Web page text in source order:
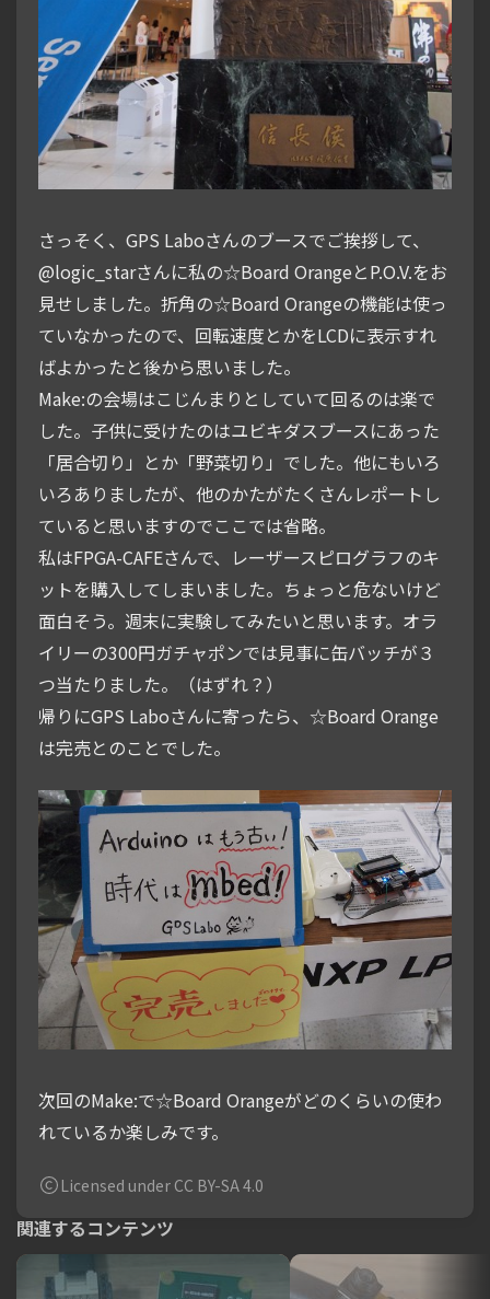
さっそく、GPS Laboさんのブースでご挨拶して、
@logic_starさんに私の☆Board OrangeとP.O.V.をお
見せしました。折角の☆Board Orangeの機能は使っ
ていなかったので、回転速度とかをLCDに表示すれ
ばよかったと後から思いました。
Make:の会場はこじんまりとしていて回るのは楽で
した。子供に受けたのはユビキダスブースにあった
「居合切り」とか「野菜切り」でした。他にもいろ
いろありましたが、他のかたがたくさんレポートし
ていると思いますのでここでは省略。
私はFPGA-CAFEさんで、レーザースピログラフのキ
ットを購入してしまいました。ちょっと危ないけど
面白そう。週末に実験してみたいと思います。オラ
イリーの300円ガチャポンでは見事に缶バッチが３
つ当たりました。（はずれ？）
帰りにGPS Laboさんに寄ったら、☆Board Orange
は完売とのことでした。
次回のMake:で☆Board Orangeがどのくらいの使わ
れているか楽しみです。
Licensed under CC BY-SA 4.0
関連するコンテンツ